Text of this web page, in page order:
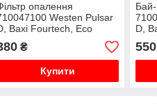
опалення
Westen Pulsar
Baxi Fourtech, Eco
Eco4S, Eco5
₴
Купити
Бай-
D,
550